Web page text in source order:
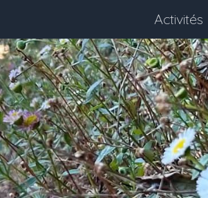
Activités